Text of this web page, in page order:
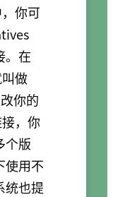
你可
。在
做
你的
，你
个版
使用不
统也提